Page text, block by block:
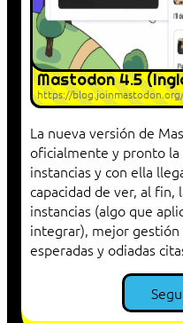
Mastodon 4.5
https://
La nueva versión de
oficialmente y pronto
instancias y con ella
capacidad de ver, al fin,
instancias (algo que
integrar), mejor
esperadas y odiadas